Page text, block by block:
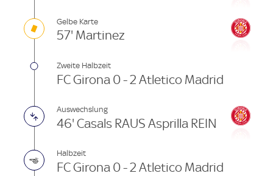
Gelbe Karte
57' Martinez
Zweite Halbzeit
FC Girona 0 - 2 Atletico Madrid
Auswechslung
46' Casals RAUS Asprilla REIN
Halbzeit
FC Girona 0 - 2 Atletico Madrid